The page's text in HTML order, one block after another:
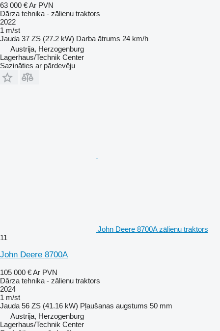
63 000 €Ar PVN
Dārza tehnika - zālienu traktors
2022
1 m/st
Jauda 37 ZS (27.2 kW) Darba ātrums 24 km/h
Austrija, Herzogenburg
Lagerhaus/Technik Center
Sazināties ar pārdevēju
John Deere 8700A zālienu traktors
11
John Deere 8700A
105 000 €Ar PVN
Dārza tehnika - zālienu traktors
2024
1 m/st
Jauda 56 ZS (41.16 kW) Pļaušanas augstums 50 mm
Austrija, Herzogenburg
Lagerhaus/Technik Center